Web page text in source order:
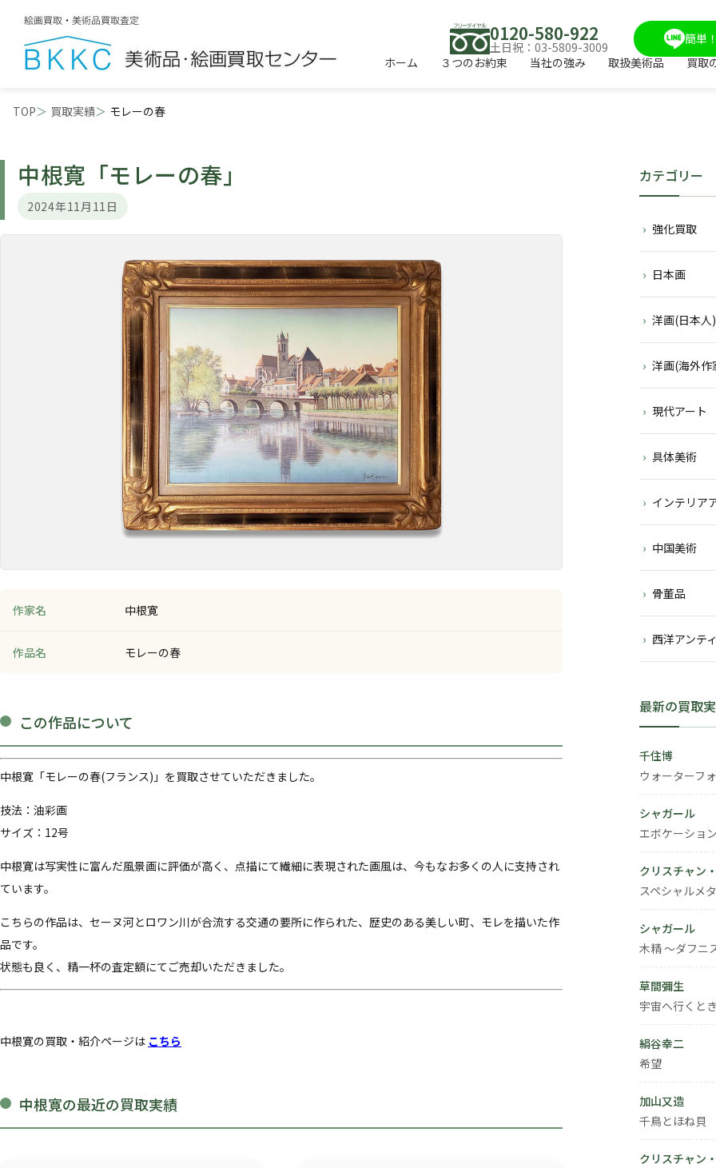
0120-580-922
土日祝：03-5809-3009
簡単
ホーム
３つのお約束 当社の強み 取扱美術品 買取
TOP 買取実績 モレーの春
中根寛 「モレーの春」
2024年11月11日
作家名 中根寛
作品名 モレーの春
この作品について
中根寛「モレーの春(フランス)」を買取させていただきました。
技法：油彩画
サイズ：12号
中根寛は写実性に富んだ風景画に評価が高く、点描にて繊細に表現された画風は、今もなお多くの人に支持され
ています。
こちらの作品は、セーヌ河とロワン川が合流する交通の要所に作られた、歴史のある美しい町、モレを描いた作
品です。
状態も良く、精一杯の査定額にてご売却いただきました。
中根寛の買取・紹介ページは こちら
中根寛の最近の買取実績
カテゴリー
強化買取
日本画
洋画(日本人)
洋画(海外作
現代アート
具体美術
インテリア
中国美術
骨董品
西洋アンテ
最新の買取
千住博
ウォーターフ
シャガール
エボケーション
クリスチャン
スペシャルメ
シャガール
木精 ～ダフニ
草間彌生
宇宙へ行くと
絹谷幸二
希望
加山又造
千鳥とほね貝
クリスチャン